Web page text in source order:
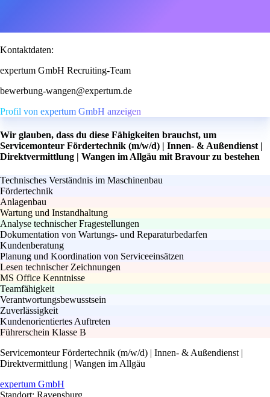
Kontaktdaten:
expertum GmbH Recruiting-Team
bewerbung-wangen@expertum.de
Profil von expertum GmbH anzeigen
Wir glauben, dass du diese Fähigkeiten brauchst, um
Servicemonteur Fördertechnik (m/w/d) | Innen- & Außendienst |
Direktvermittlung | Wangen im Allgäu mit Bravour zu bestehen
Technisches Verständnis im Maschinenbau
Fördertechnik
Anlagenbau
Wartung und Instandhaltung
Analyse technischer Fragestellungen
Dokumentation von Wartungs- und Reparaturbedarfen
Kundenberatung
Planung und Koordination von Serviceeinsätzen
Lesen technischer Zeichnungen
MS Office Kenntnisse
Teamfähigkeit
Verantwortungsbewusstsein
Zuverlässigkeit
Kundenorientiertes Auftreten
Führerschein Klasse B
Servicemonteur Fördertechnik (m/w/d) | Innen- & Außendienst |
Direktvermittlung | Wangen im Allgäu
expertum GmbH